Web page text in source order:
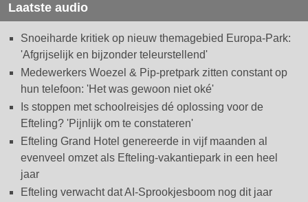
Laatste audio
Snoeiharde kritiek op nieuw themagebied Europa-Park:
'Afgrijselijk en bijzonder teleurstellend'
Medewerkers Woezel & Pip-pretpark zitten constant op
hun telefoon: 'Het was gewoon niet oké'
Is stoppen met schoolreisjes dé oplossing voor de
Efteling? 'Pijnlijk om te constateren'
Efteling Grand Hotel genereerde in vijf maanden al
evenveel omzet als Efteling-vakantiepark in een heel
jaar
Efteling verwacht dat AI-Sprookjesboom nog dit jaar